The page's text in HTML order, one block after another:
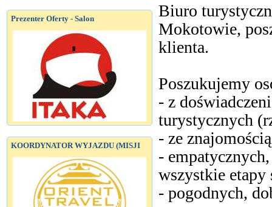
Prezenter Oferty - Salon
KOORDYNATOR WYJAZDU (MISJI
Biuro
Mokotowie,
klienta.
Poszukujemy
- z
turystycznych
- ze
-
wszystkie etapy
- pogodnych,